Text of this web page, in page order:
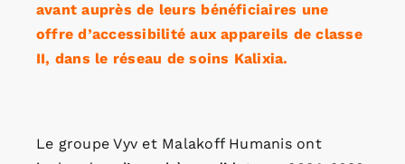
avant auprès de leurs bénéficiaires une
offre d’accessibilité aux appareils de classe
II, dans le réseau de soins Kalixia.
Le groupe Vyv et Malakoff Humanis ont